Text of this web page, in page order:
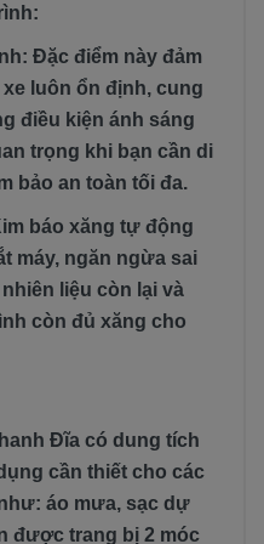
Đặc điểm này đảm
luôn ổn định, cung
điều kiện ánh sáng
trọng khi bạn cần di
bảo an toàn tối đa.
báo xăng tự động
máy, ngăn ngừa sai
liệu còn lại và
còn đủ xăng cho
Đĩa có dung tích
cần thiết cho các
áo mưa, sạc dự
được trang bị 2 móc